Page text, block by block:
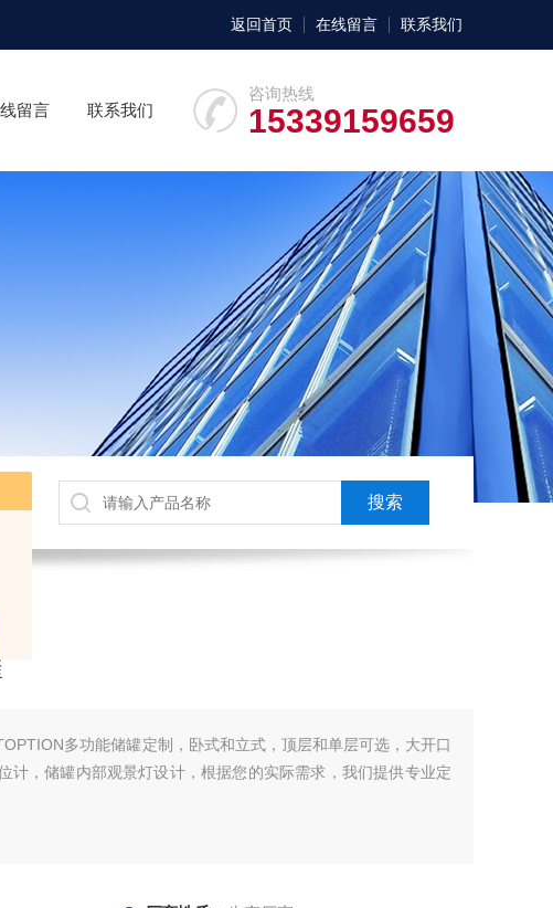
返回首页 在线留言 联系我们
咨询热线
15339159659
留言 联系我们
多功能储罐定制，卧式和立式，顶层和单层可选，大开口
计，储罐内部观景灯设计，根据您的实际需求，我们提供专业定